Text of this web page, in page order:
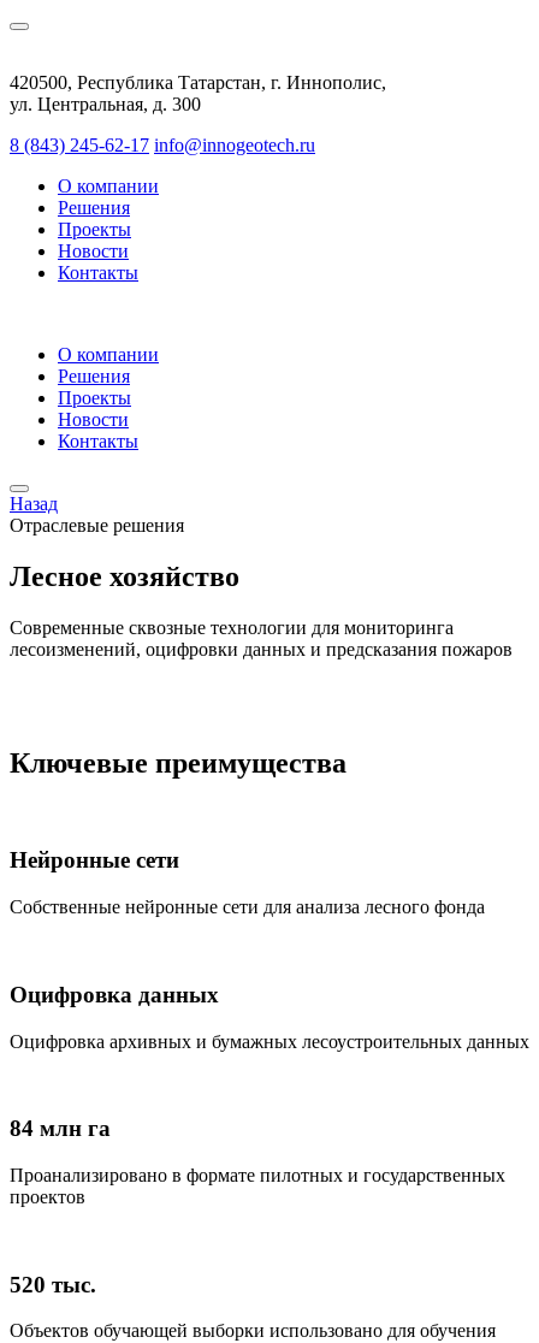
420500, Республика Татарстан, г. Иннополис,
ул. Центральная, д. 300
8 (843) 245-62-17 info@innogeotech.ru
О компании
Решения
Проекты
Новости
Контакты
О компании
Решения
Проекты
Новости
Контакты
Назад
Отраслевые решения
Лесное хозяйство
Современные сквозные технологии для мониторинга
лесоизменений, оцифровки данных и предсказания пожаров
Ключевые преимущества
Нейронные сети
Собственные нейронные сети для анализа лесного фонда
Оцифровка данных
Оцифровка архивных и бумажных лесоустроительных данных
84 млн га
Проанализировано в формате пилотных и государственных
проектов
520 тыс.
Объектов обучающей выборки использовано для обучения